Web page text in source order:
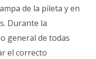
de la pileta y en
Durante la
general de todas
el correcto